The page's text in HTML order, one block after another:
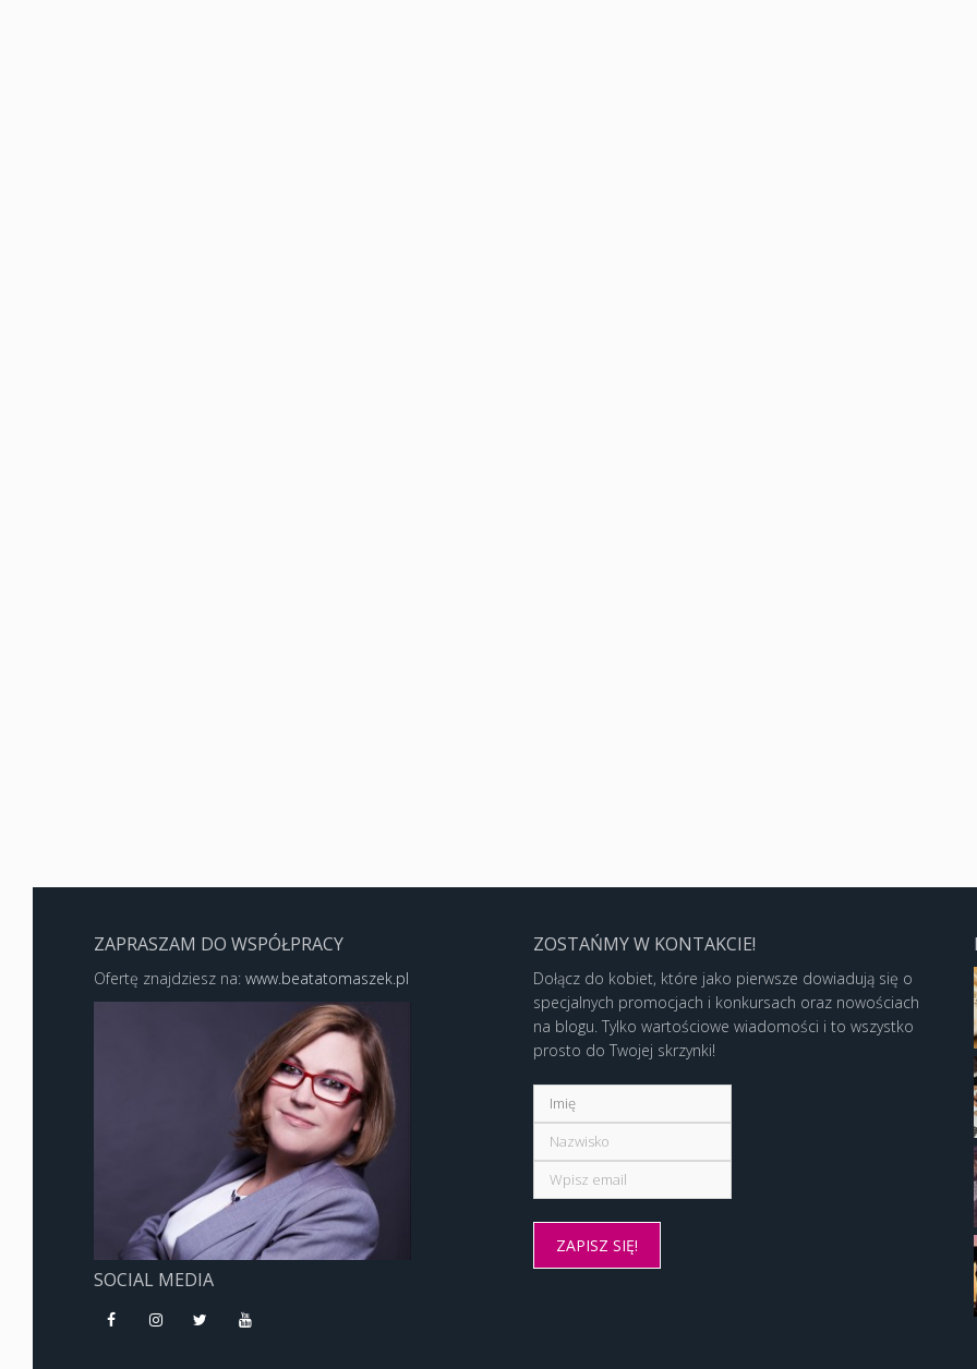
ZAPRASZAM DO WSPÓŁPRACY
Ofertę znajdziesz na: www.beatatomaszek.pl
SOCIAL MEDIA
ZOSTAŃMY W KONTAKCIE!
Dołącz do kobiet, które jako pierwsze dowiadują się o
specjalnych promocjach i konkursach oraz nowościach
na blogu. Tylko wartościowe wiadomości i to wszystko
prosto do Twojej skrzynki!